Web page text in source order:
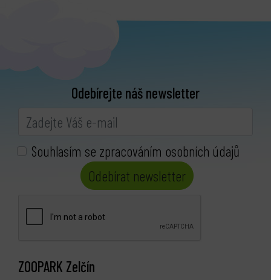
Odebírejte náš newsletter
Souhlasím se zpracováním osobních údajů
Odebírat newsletter
ZOOPARK Zelčín